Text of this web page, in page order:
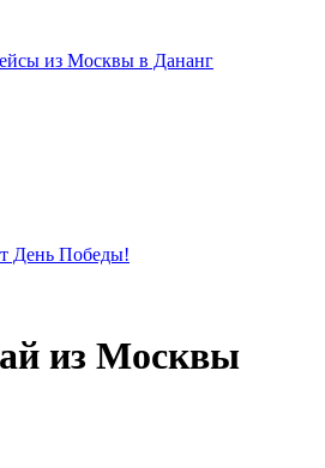
из Москвы в Дананг
День Победы!
из Москвы